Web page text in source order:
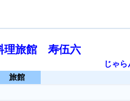
理旅館 寿伍六
じゃら
旅館